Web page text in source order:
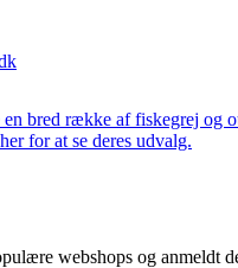
bred række af fiskegrej og
for at se deres udvalg.
webshops og anmeldt